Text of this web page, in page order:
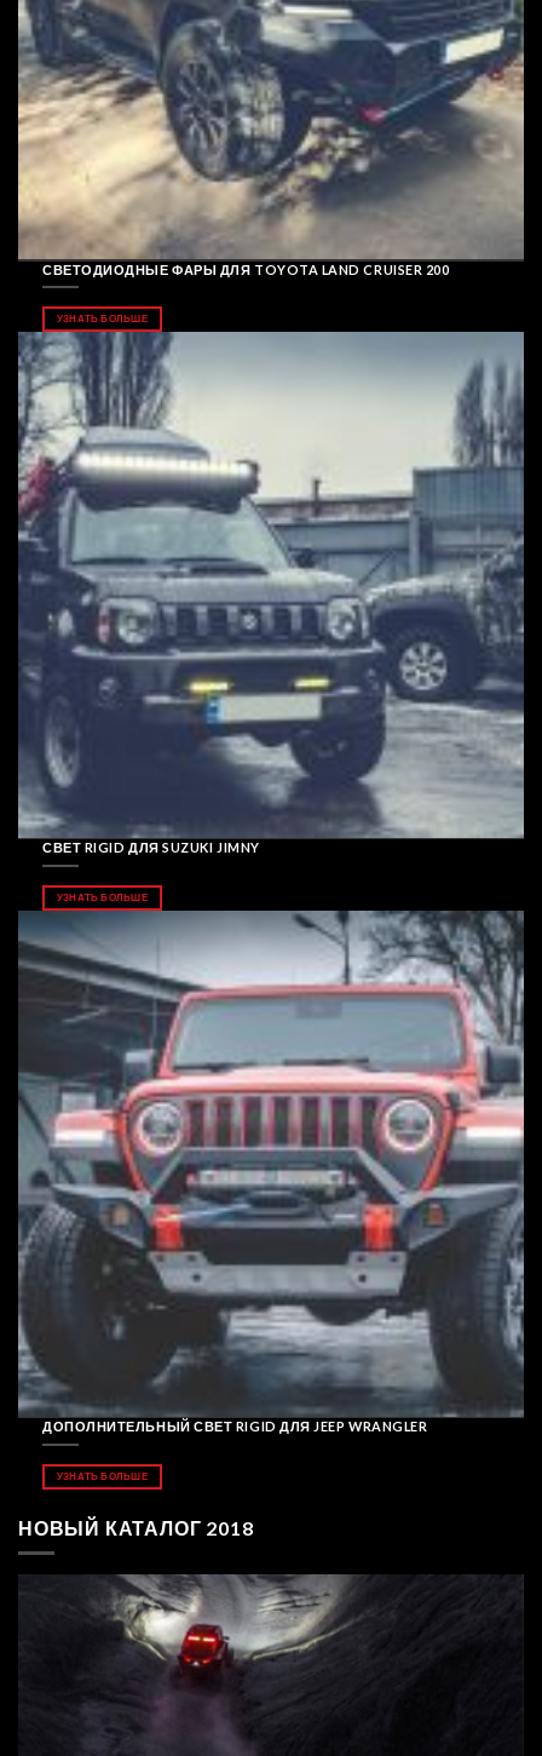
СВЕТОДИОДНЫЕ ФАРЫ ДЛЯ TOYOTA LAND CRUISER 200
УЗНАТЬ БОЛЬШЕ
СВЕТ RIGID ДЛЯ SUZUKI JIMNY
УЗНАТЬ БОЛЬШЕ
ДОПОЛНИТЕЛЬНЫЙ СВЕТ RIGID ДЛЯ JEEP WRANGLER
УЗНАТЬ БОЛЬШЕ
НОВЫЙ КАТАЛОГ 2018